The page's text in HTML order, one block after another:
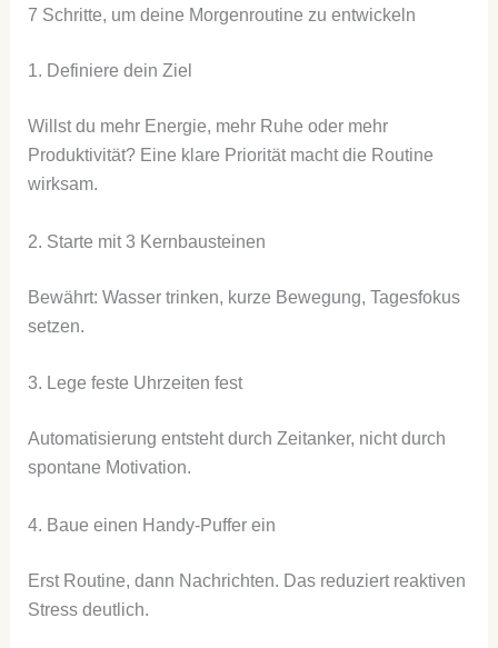
7 Schritte, um deine Morgenroutine zu entwickeln
1. Definiere dein Ziel
Willst du mehr Energie, mehr Ruhe oder mehr
Produktivität? Eine klare Priorität macht die Routine
wirksam.
2. Starte mit 3 Kernbausteinen
Bewährt: Wasser trinken, kurze Bewegung, Tagesfokus
setzen.
3. Lege feste Uhrzeiten fest
Automatisierung entsteht durch Zeitanker, nicht durch
spontane Motivation.
4. Baue einen Handy-Puffer ein
Erst Routine, dann Nachrichten. Das reduziert reaktiven
Stress deutlich.